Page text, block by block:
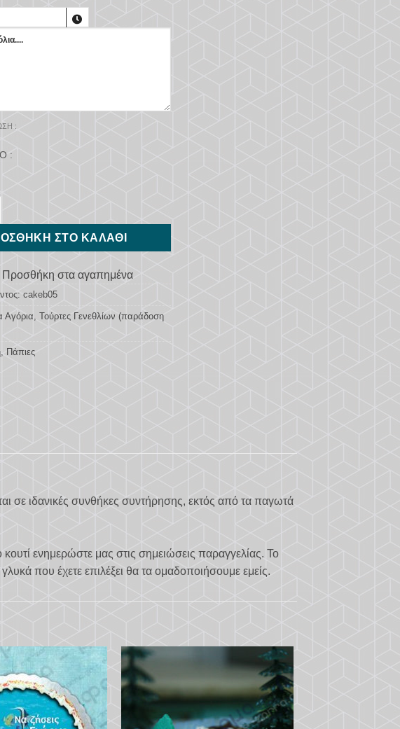
:
:
με Πάπιες ποσότητα
ΣΤΟ ΚΑΛΆΘΙ
Προσθήκη στα αγαπημένα
cakeb05
Αγόρια
Τούρτες Γενεθλίων (παράδοση
Πάπιες
σε ιδανικές συνθήκες συντήρησης, εκτός από τα παγωτά
κουτί ενημερώστε μας στις σημειώσεις παραγγελίας. Το
που έχετε επιλέξει θα τα ομαδοποιήσουμε εμείς.
Προσθήκη
στα
αγαπημένα
Προσθήκη
στα
αγαπημένα